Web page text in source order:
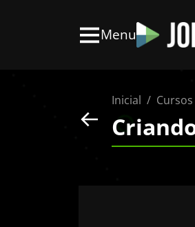
Menu
Inicial Cursos